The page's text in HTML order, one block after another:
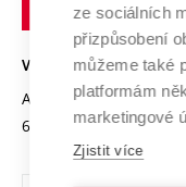
Open Science
Projekty
Projekty ze
Specifický výzkum
Mezinárodní dohody
Univerzitní sítě
Bezpečná univerzita
Vyznamenání
Organizační struktura
VYSOKÉ UČENÍ
Antonínská 548/1
602 00 Brno
ze sociálních
přizpůsobení
můžeme také
platformám
marketingové
Zjistit více